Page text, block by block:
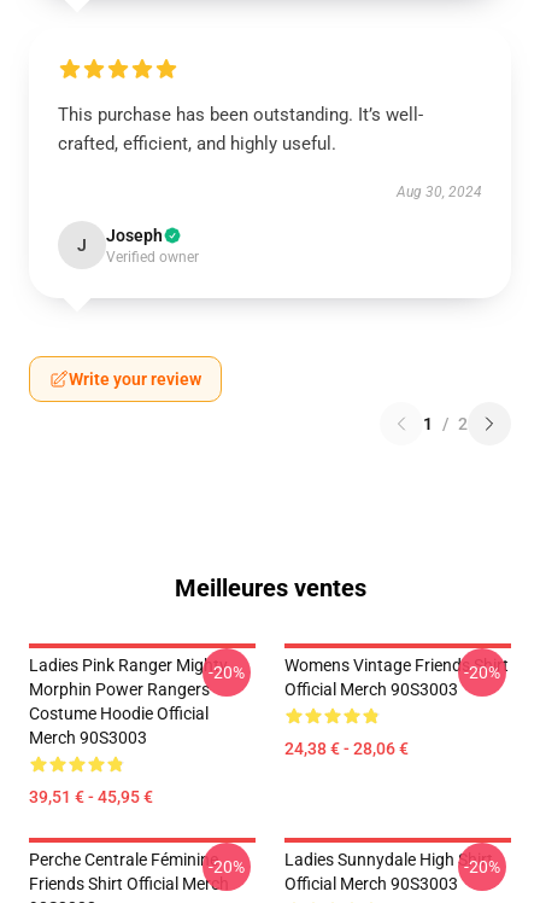
This purchase has been outstanding. It’s well-
crafted, efficient, and highly useful.
Aug 30, 2024
J Joseph
Verified owner
Write your review
1 / 2
Meilleures ventes
Ladies Pink Ranger Mighty
Morphin Power Rangers
Costume Hoodie Official
Merch 90S3003
39,51 € - 45,95 €
-20%
Womens Vintage Friends Shirt
Official Merch 90S3003
24,38 € - 28,06 €
-20%
Perche Centrale Féminine
Friends Shirt Official Merch
-20%
Ladies Sunnydale High Shirt
Official Merch 90S3003
-20%